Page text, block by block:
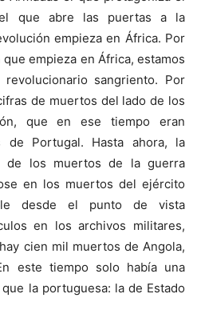
que abre las puertas a la
empieza en África. Por
empieza en África, estamos
sangriento. Por
de muertos del lado de los
que en ese tiempo eran
de Portugal. Hasta ahora, la
de los muertos de la guerra
en los muertos del ejército
desde el punto de vista
en los archivos militares,
cien mil muertos de Angola,
este tiempo solo había una
la portuguesa: la de Estado